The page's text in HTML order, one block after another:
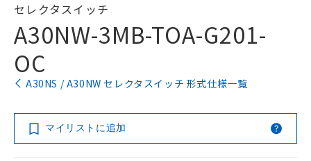
セレクタスイッチ
A30NW-3MB-TOA-G201-
OC
A30NS / A30NW セレクタスイッチ 形式仕様一覧
マイリストに追加